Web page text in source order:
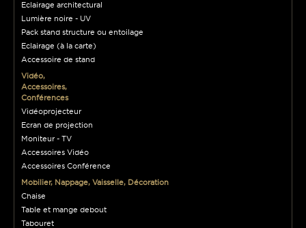
Eclairage architectural
Lumière noire - UV
Pack stand structure ou entoilage
Eclairage (à la carte)
Accessoire de stand
Vidéo,
Accessoires,
Conférences
Vidéoprojecteur
Ecran de projection
Moniteur - TV
Accessoires Vidéo
Accessoires Conférence
Mobilier, Nappage, Vaisselle, Décoration
Chaise
Table et mange debout
Tabouret